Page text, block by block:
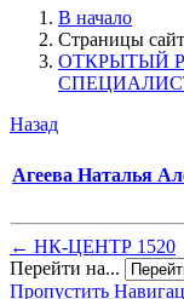
В начало
Страницы
ОТКРЫТЫЙ
Назад
Агеева Наталья
← НК-ЦЕНТР 1520
Перейти на...
Пропустить